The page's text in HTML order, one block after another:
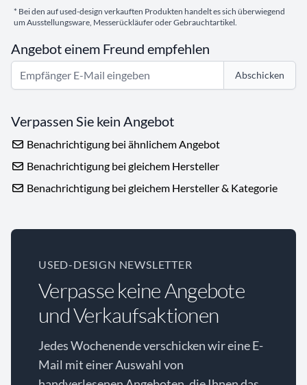
* Bei den auf used-design verkauften Produkten handelt es sich überwiegend
um Ausstellungsware, Messerückläufer oder Gebrauchtartikel.
Angebot einem Freund empfehlen
Abschicken
Verpassen Sie kein Angebot
Benachrichtigung bei ähnlichem Angebot
Benachrichtigung bei gleichem Hersteller
Benachrichtigung bei gleichem Hersteller & Kategorie
USED-DESIGN NEWSLETTER
Verpasse keine Angebote
und Verkaufsaktionen
Jedes Wochenende verschicken wir eine E-
Mail mit einer Auswahl von